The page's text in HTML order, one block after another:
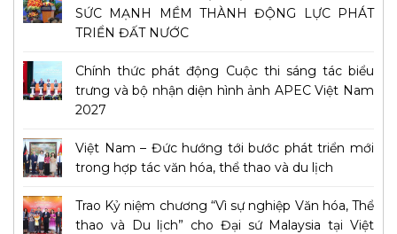
SỨC MẠNH MỀM THÀNH ĐỘNG LỰC PHÁT
TRIỂN ĐẤT NƯỚC
Chính thức phát động Cuộc thi sáng tác biểu
trưng và bộ nhận diện hình ảnh APEC Việt Nam
2027
Việt Nam – Đức hướng tới bước phát triển mới
trong hợp tác văn hóa, thể thao và du lịch
Trao Kỷ niệm chương “Vì sự nghiệp Văn hóa, Thể
thao và Du lịch” cho Đại sứ Malaysia tại Việt